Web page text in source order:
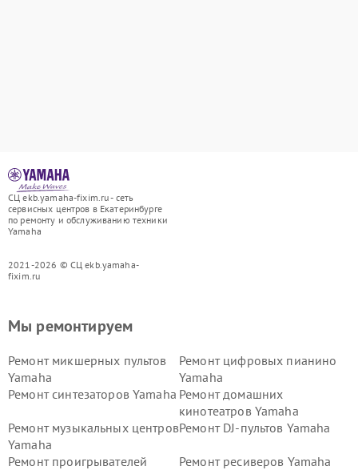
СЦ ekb.yamaha-fixim.ru - сеть
сервисных центров в Екатеринбурге
по ремонту и обслуживанию техники
Yamaha
2021-2026 © СЦ ekb.yamaha-
fixim.ru
Мы ремонтируем
Ремонт микшерных пультов
Yamaha
Ремонт цифровых пианино
Yamaha
Ремонт синтезаторов Yamaha Ремонт домашних
кинотеатров Yamaha
Ремонт музыкальных центров
Yamaha
Ремонт DJ-пультов Yamaha
Ремонт проигрывателей
Ремонт ресиверов Yamaha